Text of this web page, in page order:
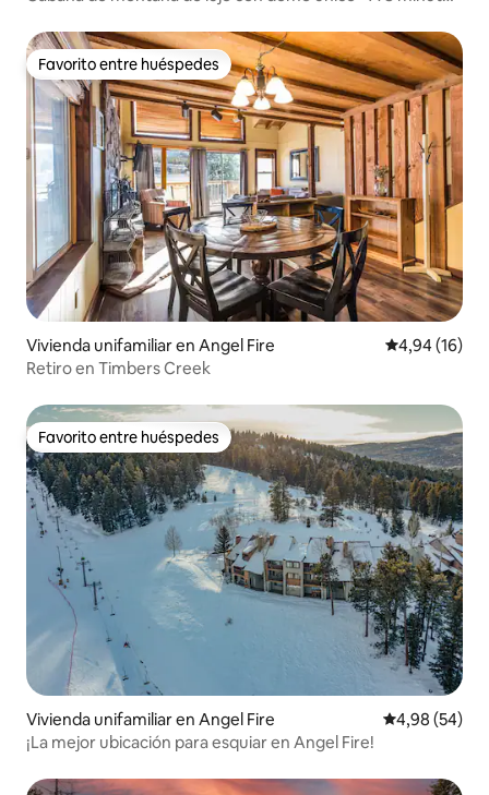
Favorito entre huéspedes
Favorito entre huéspedes
Vivienda unifamiliar en Angel Fire Calificación
4,94 (16)
Retiro en Timbers Creek
Favorito entre huéspedes
Favorito entre huéspedes
Vivienda unifamiliar en Angel Fire Calificación
4,98 (54)
¡La mejor ubicación para esquiar en Angel Fire!